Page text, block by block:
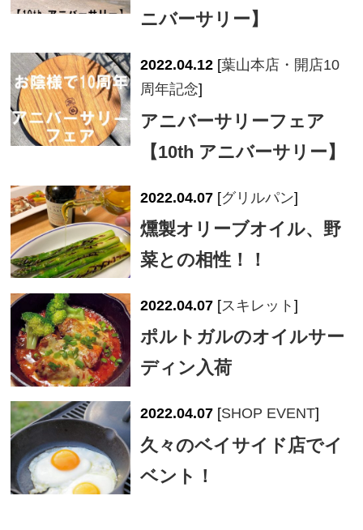
ニバーサリー】
2022.04.12 [葉山本店・開店10
周年記念]
アニバーサリーフェア
【10th アニバーサリー】
2022.04.07 [グリルパン]
燻製オリーブオイル、野
菜との相性！！
2022.04.07 [スキレット]
ポルトガルのオイルサー
ディン入荷
2022.04.07 [SHOP EVENT]
久々のベイサイド店でイ
ベント！